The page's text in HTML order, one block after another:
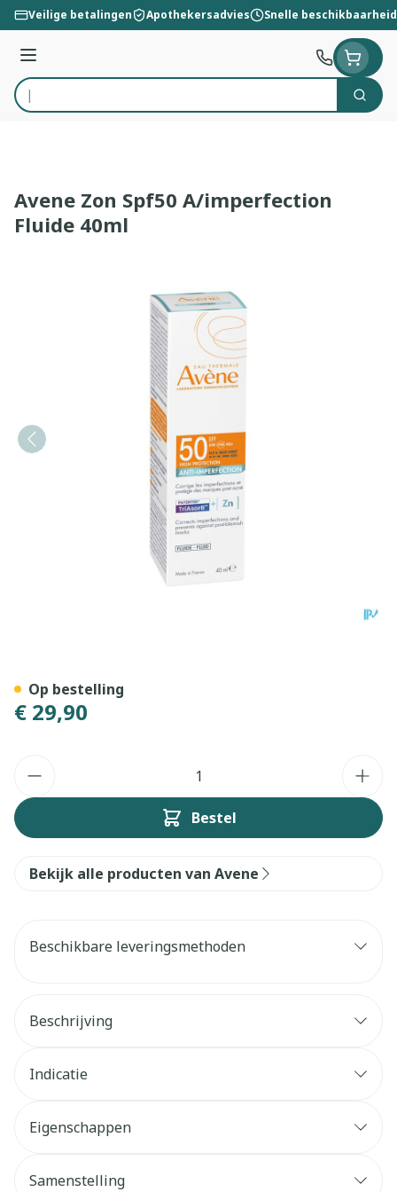
Ga naar de inhoud
Veilige betalingen Apothekersadvies Snelle beschikbaarheid
Menu
Product, merk, categorie...
Zoek
Avene Zon Spf50 A/imperfection
Fluide 40ml
€ 29,90
Bestel
Op bestelling
Bekijk alle producten van Avene
Beschikbare leveringsmethoden
Beschrijving
Indicatie
Eigenschappen
Samenstelling